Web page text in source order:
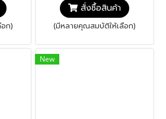
ก)
สั่งซื้อสินค้า
(มีหลายคุณสมบัติให้เลือก)
New